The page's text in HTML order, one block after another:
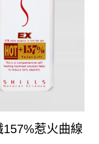
157%惹火曲線